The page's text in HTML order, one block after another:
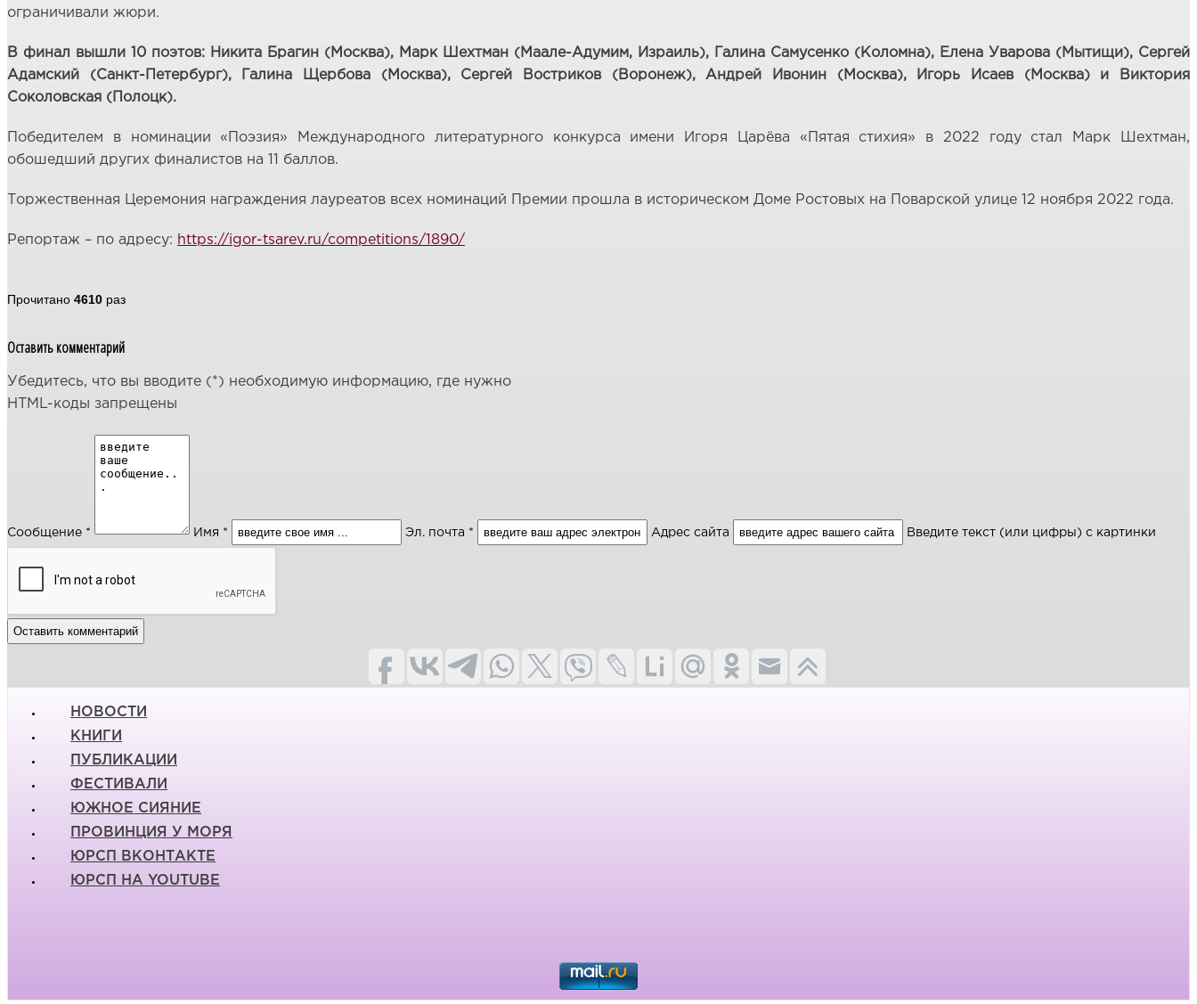
ограничивали жюри.
В финал вышли 10 поэтов: Никита Брагин (Москва), Марк Шехтман (Маале-Адумим, Израиль), Галина Самусенко (Коломна), Елена Уварова (Мытищи), Сергей
Адамский (Санкт-Петербург), Галина Щербова (Москва), Сергей Востриков (Воронеж), Андрей Ивонин (Москва), Игорь Исаев (Москва) и Виктория
Соколовская (Полоцк).
Победителем в номинации «Поэзия» Международного литературного конкурса имени Игоря Царёва «Пятая стихия» в 2022 году стал Марк Шехтман,
обошедший других финалистов на 11 баллов.
Торжественная Церемония награждения лауреатов всех номинаций Премии прошла в историческом Доме Ростовых на Поварской улице 12 ноября 2022 года.
Репортаж – по адресу: https://igor-tsarev.ru/competitions/1890/
Прочитано 4610 раз
Оставить комментарий
Убедитесь, что вы вводите (*) необходимую информацию, где нужно
HTML-коды запрещены
Сообщение * Имя * Эл. почта * Адрес сайта Введите текст (или цифры) с картинки
НОВОСТИ
КНИГИ
ПУБЛИКАЦИИ
ФЕСТИВАЛИ
ЮЖНОЕ СИЯНИЕ
ПРОВИНЦИЯ У МОРЯ
ЮРСП ВКОНТАКТЕ
ЮРСП НА YOUTUBE